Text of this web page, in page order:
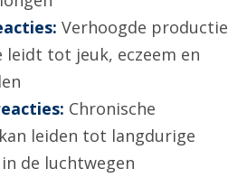
Verhoogde productie
leidt tot jeuk, eczeem en
Chronische
leiden tot langdurige
de luchtwegen